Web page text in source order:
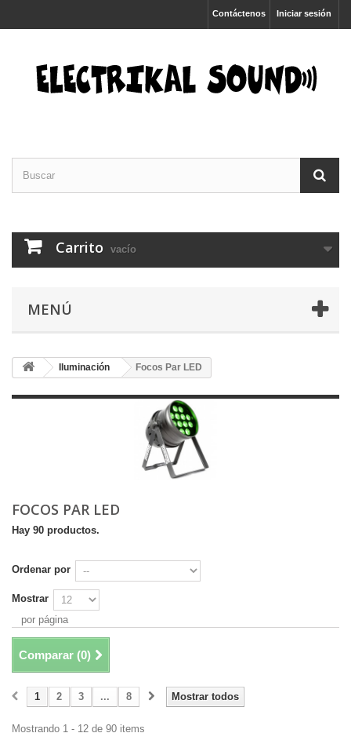
Iniciar sesión
Contáctenos
Carrito vacío
MENÚ
Iluminación Focos Par LED
FOCOS PAR LED
Hay 90 productos.
Ordenar por
Mostrar
por página
Comparar (0)
Mostrar todos
1 2 3 ... 8
Mostrando 1 - 12 de 90 items